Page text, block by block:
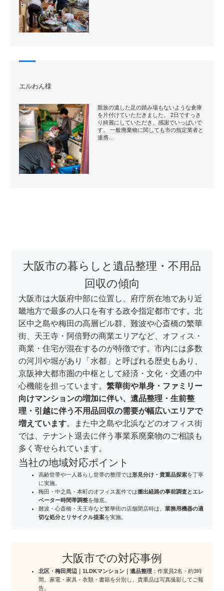
エルわん様
親族の遺した足の踏み場もないような倉庫
を片付けていただきました。 2日ですっき
り綺麗にしていただき、感謝でいっぱいで
す。 一般廃棄物に関しても市の指定業者と
連携…
大阪市の暮らしと遺品整理・不用品
回収の傾向
大阪市は大阪府中部に位置し、府庁所在地であり近
畿地方で最多の人口を有する政令指定都市です。北
区中之島や梅田の高層ビル群、難波や心斎橋の繁華
街、天王寺・阿倍野の商業エリアなど、オフィス・
商業・住宅が混在するのが特徴です。市内には多数
の河川や堀があり「水都」と呼ばれる歴史もあり、
京阪神大都市圏の中枢として経済・文化・交通の中
心機能を担っています。 繁華街や単身・ファミリー
向けマンションの増加に伴い、遺品整理・生前整
理・引越に伴う不用品回収の需要が幅広いエリアで
増えています。また中之島や北浜などのオフィス街
では、テナント退去に伴う事業系廃棄物のご相談も
多く寄せられています。
当社の地域対応ポイント
高齢世帯や一人暮らし世帯の整理では形見分け・貴重品探索を丁寧
に実施。
梅田・中之島・本町のオフィス案件では搬出経路の事前調査とエレ
ベーター時間帯調整を徹底。
難波・心斎橋・天王寺など繁華街の店舗閉店時は、 業務用機器の適
切な処分とリサイクル提案を実施。
大阪市での対応事例
北区・梅田周辺｜1LDKマンション｜遺品整理 ：作業員2名・約3時
間。家電・家具・衣類・書籍を分別し、貴重品は写真撮影してご報
告。